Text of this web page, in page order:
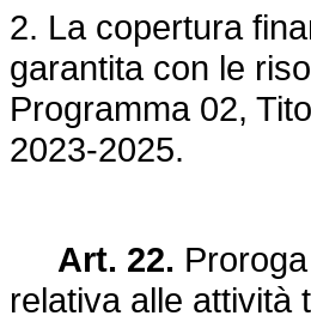
2. La copertura
garantita con le
Programma 02,
2023-2025.
Art. 22.
relativa alle